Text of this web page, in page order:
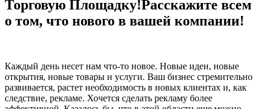
Торговую Площадку!Расскажите всем
о том, что нового в вашей компании!
Каждый день несет нам что-то новое. Новые идеи, новые
открытия, новые товары и услуги. Ваш бизнес стремительно
развивается, растет необходимость в новых клиентах и, как
следствие, рекламе. Хочется сделать рекламу более